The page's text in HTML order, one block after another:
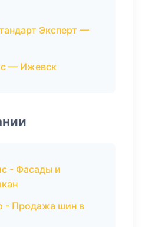
Эксперт —
— Ижевск
- Фасады и
- Продажа шин в